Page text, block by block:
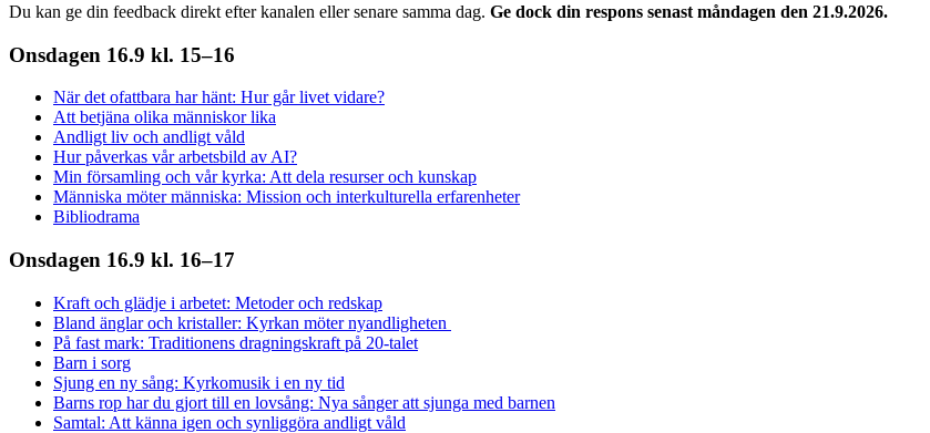
Du kan ge din feedback direkt efter kanalen eller senare samma dag. Ge dock din respons senast måndagen den 21.9.2026.
Onsdagen 16.9 kl. 15–16
När det ofattbara har hänt: Hur går livet vidare?
Att betjäna olika människor lika
Andligt liv och andligt våld
Hur påverkas vår arbetsbild av AI?
Min församling och vår kyrka: Att dela resurser och kunskap
Människa möter människa: Mission och interkulturella erfarenheter
Bibliodrama
Onsdagen 16.9 kl. 16–17
Kraft och glädje i arbetet: Metoder och redskap
Bland änglar och kristaller: Kyrkan möter nyandligheten
På fast mark: Traditionens dragningskraft på 20-talet
Barn i sorg
Sjung en ny sång: Kyrkomusik i en ny tid
Barns rop har du gjort till en lovsång: Nya sånger att sjunga med barnen
Samtal: Att känna igen och synliggöra andligt våld